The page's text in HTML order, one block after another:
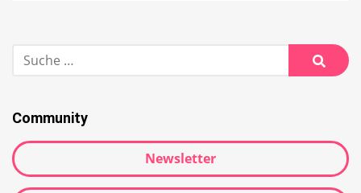
Suche
nach:
Suche
Community
Newsletter